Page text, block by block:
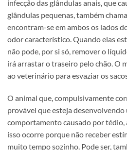
infecção das glândulas anais, que
glândulas pequenas, também
encontram-se em ambos os lados
odor característico. Quando elas
não pode, por si só, remover o
irá arrastar o traseiro pelo chão. O
ao veterinário para esvaziar os
O animal que, compulsivamente
provável que esteja desenvolvendo
comportamento causado por tédio,
isso ocorre porque não receber
muito tempo sozinho. Pode ser,